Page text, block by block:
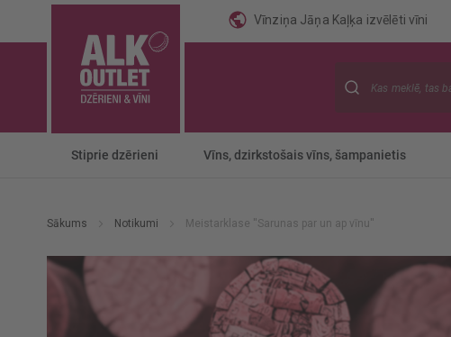
Vīnziņa Jāņa Kaļķa izvēlēti vīni
Stiprie dzērieni Vīns, dzirkstošais vīns, šampanietis
Sākums Notikumi Meistarklase ''Sarunas par un ap vīnu''